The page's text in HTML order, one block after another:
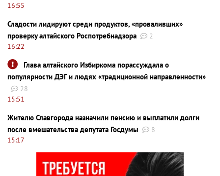
16:55
Сладости лидируют среди продуктов, «проваливших»
проверку алтайского Роспотребнадзора
2
16:22
Глава алтайского Избиркома порассуждала о
популярности ДЭГ и людях «традиционной направленности»
28
15:51
Жителю Славгорода назначили пенсию и выплатили долги
после вмешательства депутата Госдумы
8
15:17